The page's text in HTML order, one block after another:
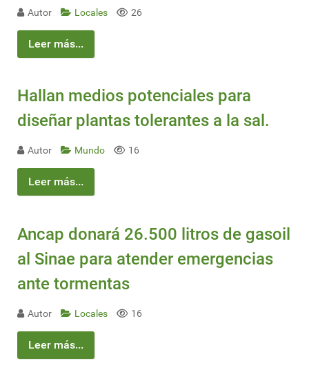
Autor Locales 26
Leer más...
Hallan medios potenciales para
diseñar plantas tolerantes a la sal.
Autor Mundo 16
Leer más...
Ancap donará 26.500 litros de gasoil
al Sinae para atender emergencias
ante tormentas
Autor Locales 16
Leer más...